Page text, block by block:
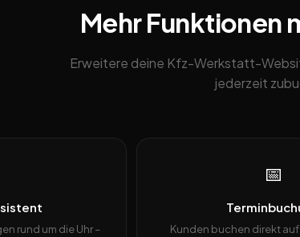
Mehr Funktionen
Erweitere deine Kfz-Werkstatt-
jederzeit
rund um die Uhr –
📅
Kunden buchen direkt